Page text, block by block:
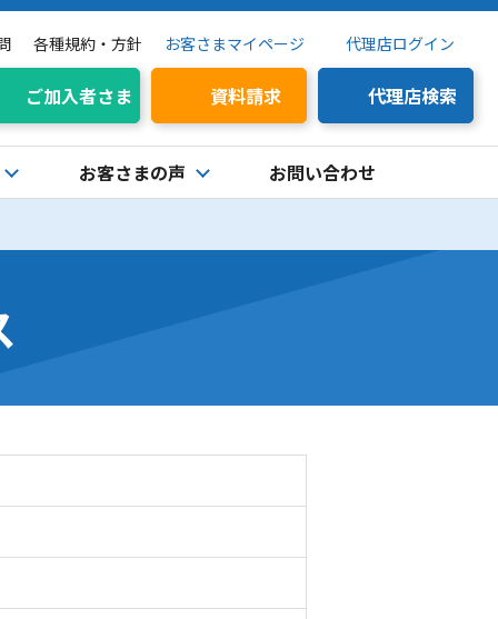
各種規約・方針 お客さまマイページ 代理店ログイン
ご加入者さま 資料請求 代理店検索
お客さまの声 お問い合わせ